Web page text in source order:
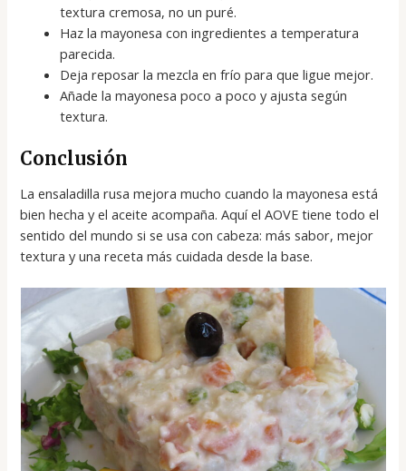
textura cremosa, no un puré.
Haz la mayonesa con ingredientes a temperatura
parecida.
Deja reposar la mezcla en frío para que ligue mejor.
Añade la mayonesa poco a poco y ajusta según
textura.
Conclusión
La ensaladilla rusa mejora mucho cuando la mayonesa está
bien hecha y el aceite acompaña. Aquí el AOVE tiene todo el
sentido del mundo si se usa con cabeza: más sabor, mejor
textura y una receta más cuidada desde la base.